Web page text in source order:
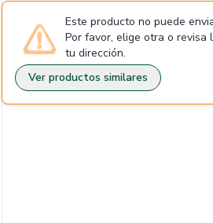
Este producto no puede
Por favor, elige otra o revisa
tu dirección.
Ver productos similares